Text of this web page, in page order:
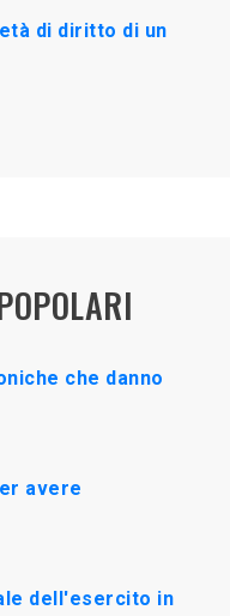
di diritto di un
che danno
avere
dell'esercito in